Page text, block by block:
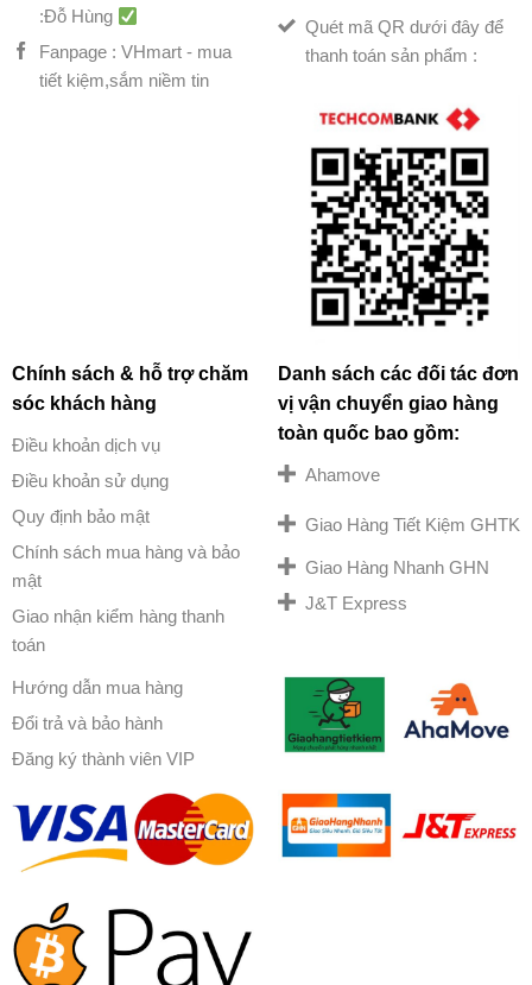
:Đỗ Hùng
Fanpage : VHmart - mua
tiết kiệm,sắm niềm tin
Quét mã QR dưới đây để
thanh toán sản phẩm :
Chính sách & hỗ trợ chăm
sóc khách hàng
Điều khoản dịch vụ
Điều khoản sử dụng
Quy định bảo mật
Chính sách mua hàng và bảo
mật
Giao nhận kiểm hàng thanh
toán
Hướng dẫn mua hàng
Đổi trả và bảo hành
Đăng ký thành viên VIP
Danh sách các đối tác đơn
vị vận chuyển giao hàng
toàn quốc bao gồm:
Ahamove
Giao Hàng Tiết Kiệm GHTK
Giao Hàng Nhanh GHN
J&T Express